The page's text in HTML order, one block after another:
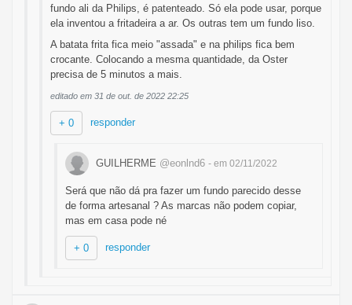
fundo ali da Philips, é patenteado. Só ela pode usar, porque
ela inventou a fritadeira a ar. Os outras tem um fundo liso.
A batata frita fica meio "assada" e na philips fica bem
crocante. Colocando a mesma quantidade, da Oster
precisa de 5 minutos a mais.
editado em 31 de out. de 2022 22:25
+ 0 responder
GUILHERME @eonlnd6 - em 02/11/2022
Será que não dá pra fazer um fundo parecido desse
de forma artesanal ? As marcas não podem copiar,
mas em casa pode né
+ 0 responder